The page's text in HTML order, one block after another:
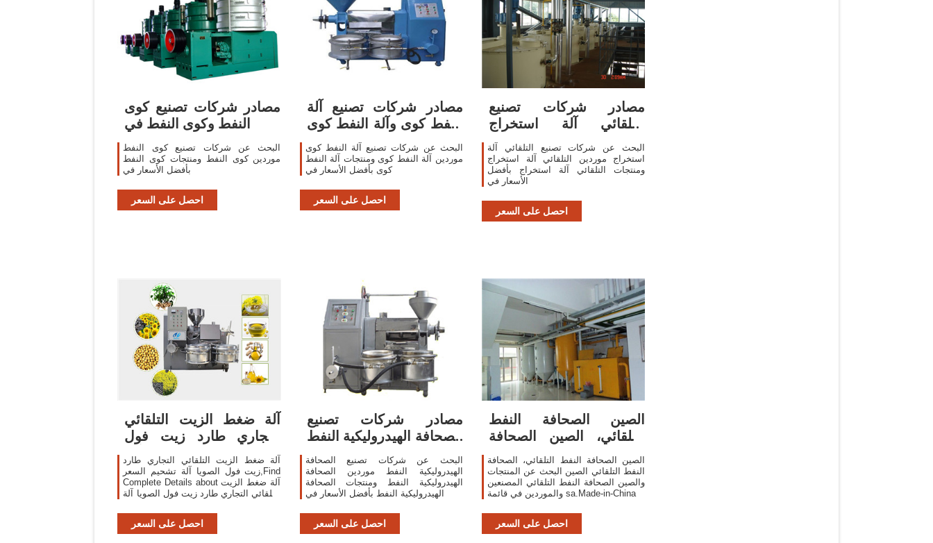
مصادر شركات تصنيع كوى
النفط وكوى النفط في
البحث عن شركات تصنيع كوى النفط
موردين كوى النفط ومنتجات كوى النفط
بأفضل الأسعار في
احصل على السعر
مصادر شركات تصنيع آلة
النفط كوى وآلة النفط كوى
في
البحث عن شركات تصنيع آلة النفط كوى
موردين آلة النفط كوى ومنتجات آلة النفط
كوى بأفضل الأسعار في
احصل على السعر
مصادر شركات تصنيع
التلقائي آلة استخراج
والتلقائي آلة
البحث عن شركات تصنيع التلقائي آلة
استخراج موردين التلقائي آلة استخراج
ومنتجات التلقائي آلة استخراج بأفضل
الأسعار في
احصل على السعر
آلة ضغط الزيت التلقائي
التجاري طارد زيت فول
الصويا آلة
آلة ضغط الزيت التلقائي التجاري طارد
زيت فول الصويا آلة تشحيم السعر,Find
Complete Details about آلة ضغط الزيت
التلقائي التجاري طارد زيت فول الصويا آلة
الزيت ، سعر آلة تشحيم فول الصويا from
Oil Pressers Supplier
احصل على السعر
مصادر شركات تصنيع
الصحافة الهيدروليكية النفط
والصحافة
البحث عن شركات تصنيع الصحافة
الهيدروليكية النفط موردين الصحافة
الهيدروليكية النفط ومنتجات الصحافة
الهيدروليكية النفط بأفضل الأسعار في
احصل على السعر
الصين الصحافة النفط
التلقائي، الصين الصحافة
النفط التلقائي
الصين الصحافة النفط التلقائي، الصحافة
النفط التلقائي الصين البحث عن المنتجات
والصين الصحافة النفط التلقائي المصنعين
والموردين في قائمة sa.Made-in-China
احصل على السعر